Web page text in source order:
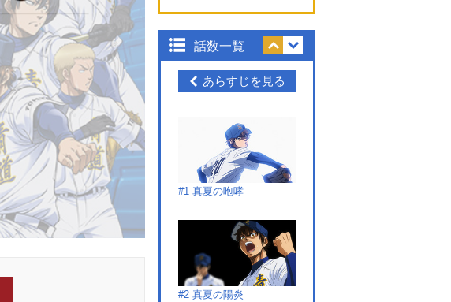
話数一覧
あらすじを見る
#1 真夏の咆哮
#2 真夏の陽炎